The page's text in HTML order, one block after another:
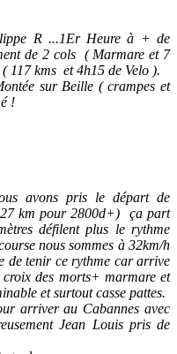
R ...1Er Heure à + de
de 2 cols ( Marmare et 7
117 kms et 4h15 de Velo ).
sur Beille ( crampes et
!
avons pris le départ de
km pour 2800d+) ça part
défilent plus le rythme
nous sommes à 32km/h
de tenir ce rythme car arrive
des morts+ marmare et
et surtout casse pattes.
arriver au Cabannes avec
Jean Louis pris de